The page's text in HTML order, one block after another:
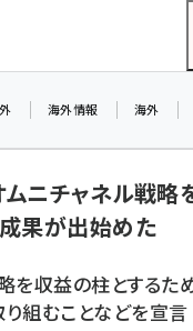
ネットショップ担当者フォ
海外情報 海外
ムニチャネル戦
成果が出始めた
を収益の柱とするた
組むことなどを宣言